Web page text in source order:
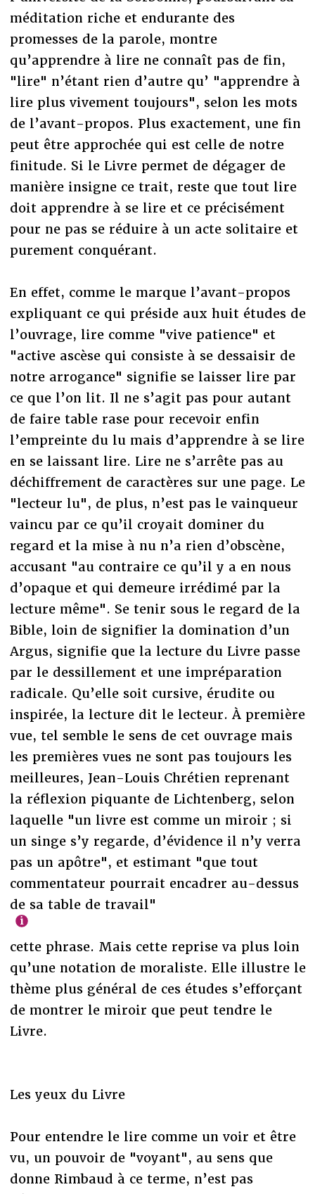
méditation riche et endurante des
promesses de la parole, montre
qu’apprendre à lire ne connaît pas de fin,
"lire" n’étant rien d’autre qu’ "apprendre à
lire plus vivement toujours", selon les mots
de l’avant-propos. Plus exactement, une fin
peut être approchée qui est celle de notre
finitude. Si le Livre permet de dégager de
manière insigne ce trait, reste que tout lire
doit apprendre à se lire et ce précisément
pour ne pas se réduire à un acte solitaire et
purement conquérant.
En effet, comme le marque l’avant-propos
expliquant ce qui préside aux huit études de
l’ouvrage, lire comme "vive patience" et
"active ascèse qui consiste à se dessaisir de
notre arrogance" signifie se laisser lire par
ce que l’on lit. Il ne s’agit pas pour autant
de faire table rase pour recevoir enfin
l’empreinte du lu mais d’apprendre à se lire
en se laissant lire. Lire ne s’arrête pas au
déchiffrement de caractères sur une page. Le
"lecteur lu", de plus, n’est pas le vainqueur
vaincu par ce qu’il croyait dominer du
regard et la mise à nu n’a rien d’obscène,
accusant "au contraire ce qu’il y a en nous
d’opaque et qui demeure irrédimé par la
lecture même". Se tenir sous le regard de la
Bible, loin de signifier la domination d’un
Argus, signifie que la lecture du Livre passe
par le dessillement et une impréparation
radicale. Qu’elle soit cursive, érudite ou
inspirée, la lecture dit le lecteur. À première
vue, tel semble le sens de cet ouvrage mais
les premières vues ne sont pas toujours les
meilleures, Jean-Louis Chrétien reprenant
la réflexion piquante de Lichtenberg, selon
laquelle "un livre est comme un miroir ; si
un singe s’y regarde, d’évidence il n’y verra
pas un apôtre", et estimant "que tout
commentateur pourrait encadrer au-dessus
de sa table de travail"
cette phrase. Mais cette reprise va plus loin
qu’une notation de moraliste. Elle illustre le
thème plus général de ces études s’efforçant
de montrer le miroir que peut tendre le
Livre.
Les yeux du Livre
Pour entendre le lire comme un voir et être
vu, un pouvoir de "voyant", au sens que
donne Rimbaud à ce terme, n’est pas